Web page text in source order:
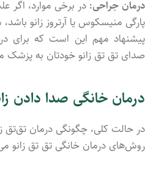
درمان جراحی: در برخی موارد، اگر
پارگی منیسکوس یا آرتروز زانو
پیشنهاد مهم این است که
صدای تق تق زانو خودتان به پزشک
درمان خانگی صدا دادن
در حالت کلی، چگونگی درمان تق‌تق
روش‌های درمان خانگی تق تق زانو